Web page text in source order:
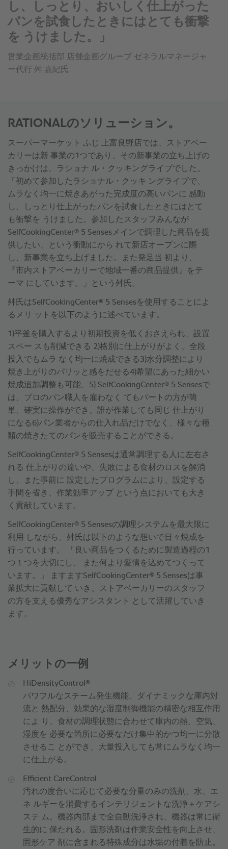
し、しっとり、おいしく仕上がった
パンを試食したときにはとても衝撃
を うけました。」
営業企画統括部 店舗企画グループ ゼネラルマネージャ
ー代行 舛 嘉紀氏
RATIONALのソリューション。
スーパーマーケット ふじ 上富良野店では、ストアベー
カリーは新 事業の1つであり、その新事業の立ち上げの
きっかけは、ラショナ ル・クッキングライブでした。
「初めて参加したラショナル・クッキ ングライブで、
ムラなく均一に焼きあがった完成度の高いパンに 感動
し、しっとり仕上がったパンを試食したときにはとて
も衝撃を うけました。参加したスタッフみんなが
SelfCookingCenter® 5 Sensesメインで調理した商品を提
供したい、という衝動にから れて新店オープンに際
し、新事業を立ち上げました。また発足当 初より、
『市内ストアベーカリーで地域一番の商品提供』をテ
ーマ にしています。」という舛氏。
舛氏はSelfCookingCenter® 5 Sensesを使用することによ
るメリ ットを以下のように述べています。
1)平釜を購入するより初期投資を低くおさえられ、設置
スペー スも削減できる 2)格別に仕上がりがよく、全段
投入でもムラ なく均一に焼成できる3)水分調整により
焼き上がりのパリッと感をだせる4)希望にあった細かい
焼成追加調整も可能、5) SelfCookingCenter® 5 Sensesで
は、プロのパン職人を雇わなく てもパートの方が簡
単、確実に操作ができ、誰が作業しても同じ 仕上がり
になる6)パン業者からの仕入れ品だけでなく、様々な種
類の焼きたてのパンを販売することができる。
SelfCookingCenter® 5 Sensesは通常調理する人に左右さ
れる 仕上がりの違いや、失敗による食材のロスを解消
し、また事前に 設定したプログラムにより、設定する
手間を省き、作業効率アップ という点においても大き
く貢献しています。
SelfCookingCenter® 5 Sensesの調理システムを最大限に
利用 しながら、舛氏は以下のような想いで日々焼成を
行っています。 「良い商品をつくるために製造過程の1
つ１つを大切にし、 また何より愛情を込めてつくって
います。」 ますますSelfCookingCenter® 5 Sensesは事
業拡大に貢献して いき、ストアベーカリーのスタッフ
の方を支える優秀なアシスタント として活躍していき
ます。
メリットの一例
HiDensityControl ®
パワフルなスチーム発生機能、ダイナミックな庫内対
流と 熱配分、効果的な湿度制御機能の精密な相互作用
によ り、食材の調理状態に合わせて庫内の熱、空気、
湿度を 必要な箇所に必要なだけ集中的かつ均一に分散
させるこ とができ、大量投入しても常にムラなく均一
に仕上がる。
Efficient CareControl
汚れの度合いに応じて必要な分量のみの洗剤、水、エ
ネ ルギーを消費するインテリジェントな洗浄＋ケアシ
ステ ム。機器内部まで全自動洗浄され、機器は常に衛
生的に 保たれる。固形洗剤は作業安全性を向上させ、
固形ケア 剤に含まれる特殊成分は水垢の付着を防止。